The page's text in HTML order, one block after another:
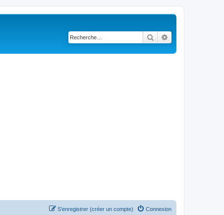
Rechercher
Connexion
S’enregistrer (créer un compte)